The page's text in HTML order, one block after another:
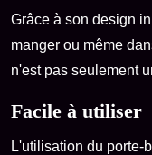
Grâce à son design
manger ou même
n'est pas seulement
Facile à utiliser
L'utilisation du porte-